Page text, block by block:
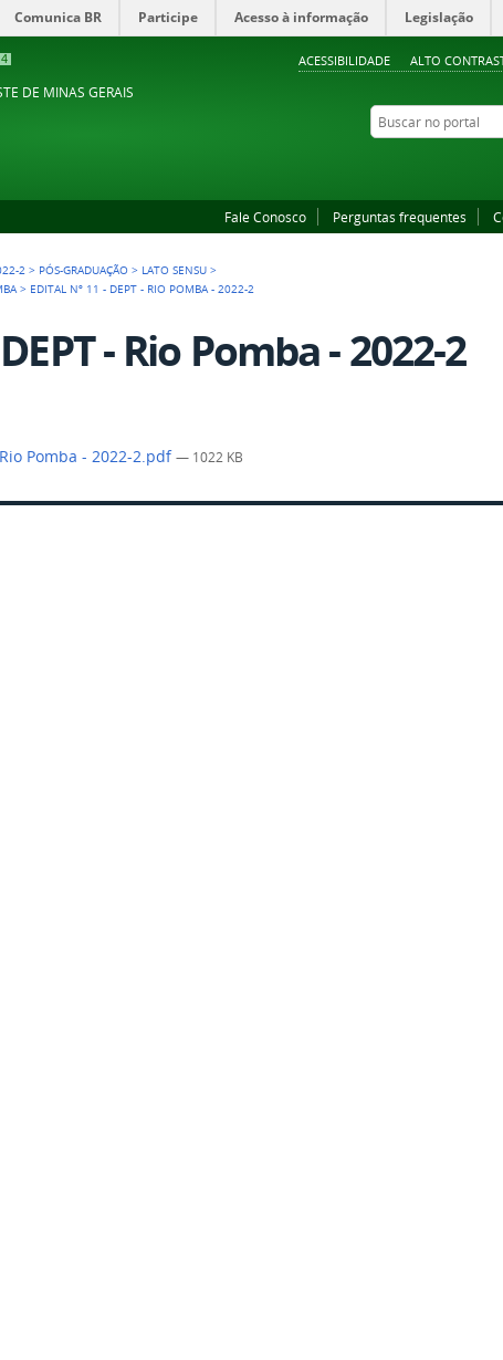
4 ACESSIBILIDADE ALTO
Comunica BR Participe Acesso à informação Legislação
DE MINAS GERAIS
Buscar no portal
Fale Conosco Perguntas frequentes
2 > PÓS-GRADUAÇÃO > LATO SENSU >
> EDITAL Nº 11 - DEPT - RIO POMBA - 2022-2
- Rio Pomba - 2022-2
Pomba - 2022-2.pdf— 1022 KB